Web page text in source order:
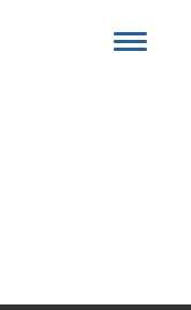
Toggle